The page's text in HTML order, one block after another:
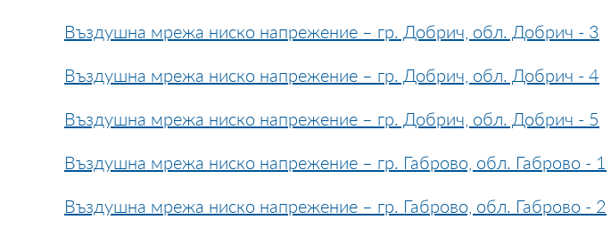
Въздушна мрежа ниско напрежение – гр. Добрич, обл. Добрич - 3
Въздушна мрежа ниско напрежение – гр. Добрич, обл. Добрич - 4
Въздушна мрежа ниско напрежение – гр. Добрич, обл. Добрич - 5
Въздушна мрежа ниско напрежение – гр. Габрово, обл. Габрово - 1
Въздушна мрежа ниско напрежение – гр. Габрово, обл. Габрово - 2